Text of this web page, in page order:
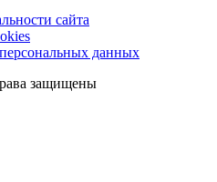
сайта
данных
защищены